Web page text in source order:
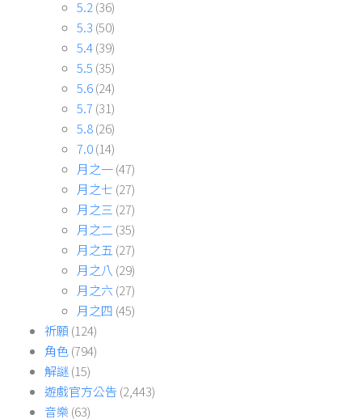
5.2(36)
5.3 (50)
5.4(39)
5.5 (35)
5.6(24)
5.7 (31)
5.8(26)
7.0(14)
月之一(47)
月之七 (27)
月之三 (27)
月之二(35)
月之五 (27)
月之八 (29)
月之六 (27)
月之四 (45)
祈願(124)
角色(794)
解謎(15)
遊戲官方公告 (2,443)
音樂 (63)